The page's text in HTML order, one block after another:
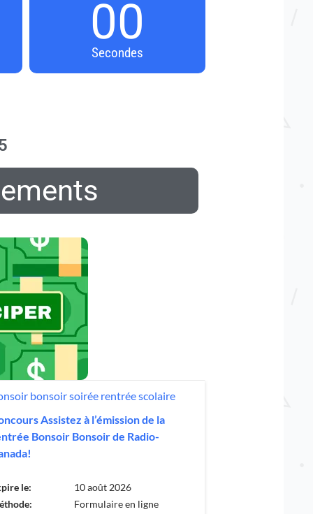
00
Secondes
Assistez à l’émission de la
Bonsoir Bonsoir de Radio-
le:
10 août 2026
Formulaire en ligne